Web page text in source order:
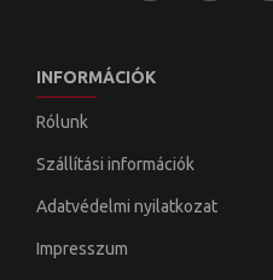
INFORMÁCIÓK
Rólunk
Szállítási információk
Adatvédelmi nyilatkozat
Impresszum